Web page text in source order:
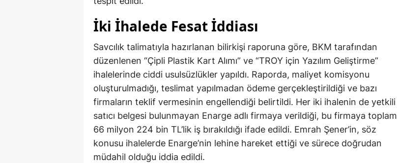
İki İhalede Fesat İddiası
Savcılık talimatıyla hazırlanan bilirkişi raporuna göre, BKM tarafından
düzenlenen “Çipli Plastik Kart Alımı” ve “TROY için Yazılım Geliştirme”
ihalelerinde ciddi usulsüzlükler yapıldı. Raporda, maliyet komisyonu
oluşturulmadığı, teslimat yapılmadan ödeme gerçekleştirildiği ve bazı
firmaların teklif vermesinin engellendiği belirtildi. Her iki ihalenin de yetkili
satıcı belgesi bulunmayan Enarge adlı firmaya verildiği, bu firmaya toplam
66 milyon 224 bin TL’lik iş bırakıldığı ifade edildi. Emrah Şener’in, söz
konusu ihalelerde Enarge’nin lehine hareket ettiği ve sürece doğrudan
müdahil olduğu iddia edildi.